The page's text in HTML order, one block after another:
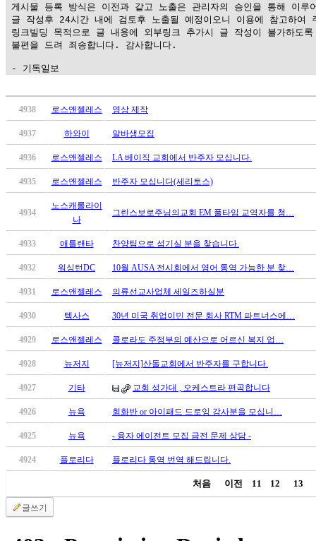
게시물 등록 방식은 이전과 같고 노출은 관리자의 승인을 통해 이루
글 작성후 24시간 내에 검토후 노출될 예정이오니 이용에 참고하여
링크빌딩 목적으로 글 내용에 외부링크 추가시 글 작성이 불가하도
불편을 드려 죄송합니다. 감사합니다.
- 기독일보
만
은
꼴
키
minky
합
마
러
약
주
야
우
4938 로스앤젤레스 영상 제작
4937 하와이 알바생모집
4936 로스앤젤레스 LA 베이직 교회에서 반주자 모십니다.
4935 로스앤젤레스 반주자 모십니다(세리토스)
4934
노스캐롤라이
나
그린스보로주님의교회 EM 풀타임 교역자를 청…
4933 애틀랜타 찬양팀으로 섬기실 분을 찾습니다.
4932 워싱턴DC 10월 AUSA 전시회에서 영어 통역 가능한 분 찾…
4931 로스앤젤레스 의류선교사업체 세일즈하실분
4930 텍사스 30년 미국 취업이민 전문 회사 RTM 파트너스에…
4929 로스앤젤레스 콜로라도 주정부의 예산으로 어르신 복지 업…
4928 뉴저지 [뉴저지]산돌교회에서 반주자를 구합니다.
4927 기타 교회 성가대 , 오케스트라 편곡합니다
4926 뉴욕 회화반 or 아이패드 드로잉 강사분을 모십니…
4925 뉴욕 - 융자 에이전트 모집 금전 문제 상담 -
4924 플로리다 플로리다 통역 번역 해드립니다.
처음 이전 11 12 13
글쓰기